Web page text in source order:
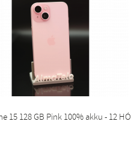
15 128 GB Pink 100% akku - 12 HÓ